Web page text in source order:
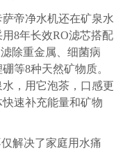
帝净水机还在矿泉水
8年长效RO滤芯搭配
除重金属、细菌病
等8种天然矿物质。
，用它泡茶，口感更
速补充能量和矿物
解决了家庭用水痛